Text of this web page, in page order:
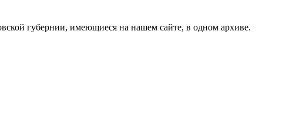
губернии, имеющиеся на нашем сайте, в одном архиве.